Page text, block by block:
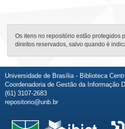
Os itens no repositório estão protegidos
direitos reservados, salvo quando é
Universidade de Brasília - Biblioteca
Coordenadoria de Gestão da Informação
(61) 3107-2683
repositorio@unb.br